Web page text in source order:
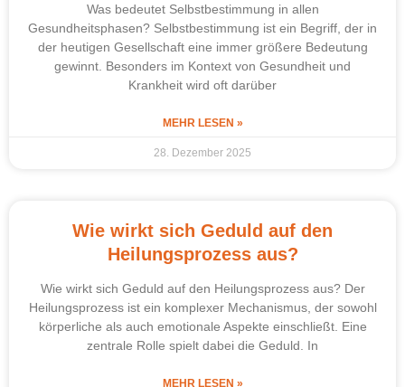
Was bedeutet Selbstbestimmung in allen
Gesundheitsphasen? Selbstbestimmung ist ein Begriff, der in
der heutigen Gesellschaft eine immer größere Bedeutung
gewinnt. Besonders im Kontext von Gesundheit und
Krankheit wird oft darüber
MEHR LESEN »
28. Dezember 2025
Wie wirkt sich Geduld auf den
Heilungsprozess aus?
Wie wirkt sich Geduld auf den Heilungsprozess aus? Der
Heilungsprozess ist ein komplexer Mechanismus, der sowohl
körperliche als auch emotionale Aspekte einschließt. Eine
zentrale Rolle spielt dabei die Geduld. In
MEHR LESEN »